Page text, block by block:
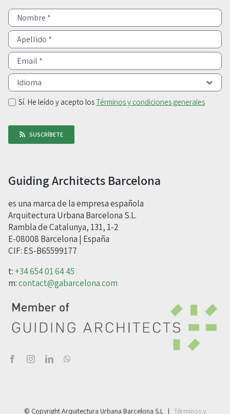
Sí. He leído y acepto los Términos y condiciones generales
SUSCRÍBETE
Guiding Architects Barcelona
es una marca de la empresa española
Arquitectura Urbana Barcelona S.L.
Rambla de Catalunya, 131, 1-2
E-08008 Barcelona | España
CIF: ES-B65599177
t: +34 654 01 64 45
m:contact@gabarcelona.com
© Copyright Arquitectura Urbana Barcelona S.L | Términos y